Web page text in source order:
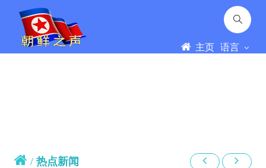
主页 语言
/热点新闻